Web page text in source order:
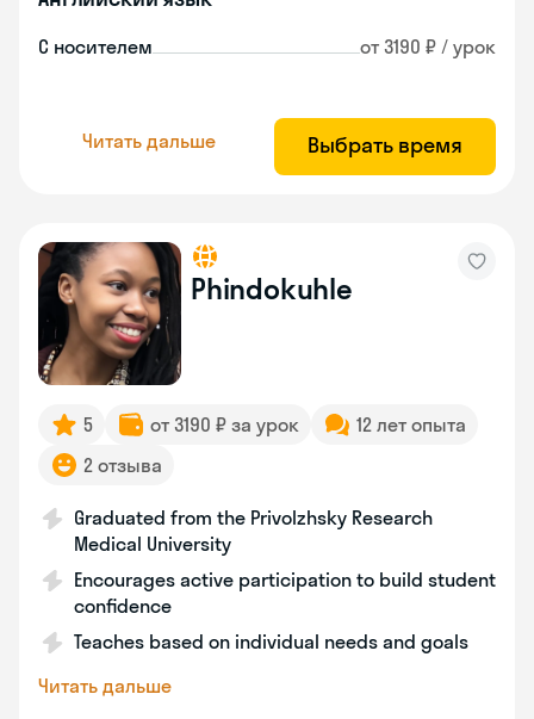
С носителем от 3190 ₽ / урок
Читать дальше Выбрать время
Phindokuhle
5 от 3190 ₽ за урок
12 лет опыта
2 отзыва
Graduated from the Privolzhsky Research
Medical University
Encourages active participation to build student
confidence
Teaches based on individual needs and goals
Читать дальше